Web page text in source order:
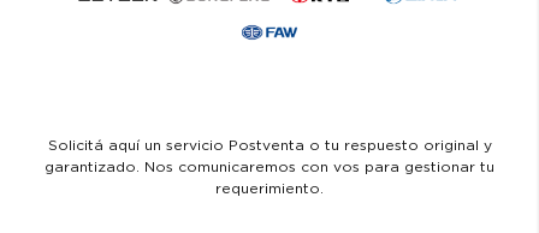
Solicitá aquí un servicio Postventa o tu respuesto original y
garantizado. Nos comunicaremos con vos para gestionar tu
requerimiento.